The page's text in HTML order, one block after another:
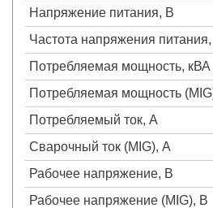
Напряжение питания, В
Частота напряжения
Потребляемая мощность, кВА
Потребляемая мощность
Потребляемый ток, А
Сварочный ток (MIG), А
Рабочее напряжение, В
Рабочее напряжение (MIG), В